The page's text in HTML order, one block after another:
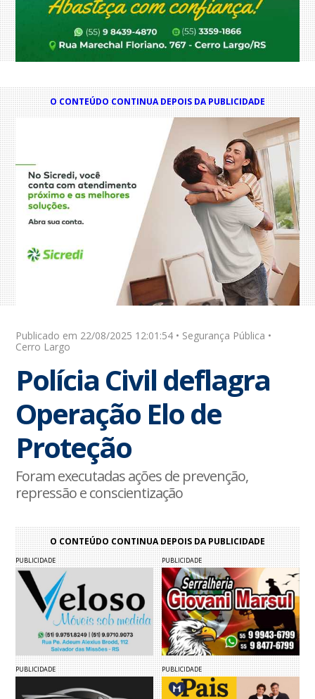
O CONTEÚDO CONTINUA DEPOIS DA PUBLICIDADE
Publicado em 22/08/2025 12:01:54 • Segurança Pública •
Cerro Largo
Polícia Civil deflagra
Operação Elo de
Proteção
Foram executadas ações de prevenção,
repressão e conscientização
O CONTEÚDO CONTINUA DEPOIS DA PUBLICIDADE
PUBLICIDADE PUBLICIDADE
PUBLICIDADE PUBLICIDADE